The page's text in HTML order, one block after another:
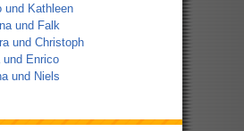
und Kathleen
und Falk
und Christoph
Enrico
und Niels